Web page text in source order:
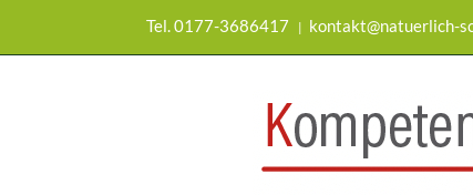
springen
Tel. 0177-3686417 | kontakt@natuerlich-